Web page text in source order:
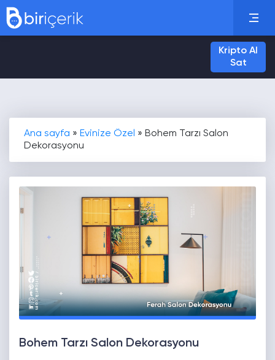
Kripto Al
Sat
Ana sayfa » Evinize Özel » Bohem Tarzı Salon
Dekorasyonu
Bohem Tarzı Salon Dekorasyonu